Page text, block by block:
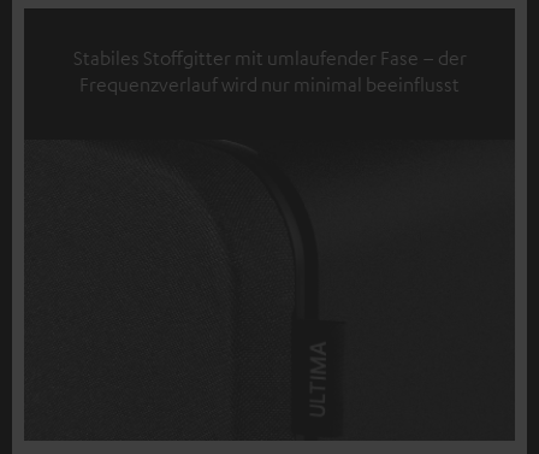
Stabiles Stoffgitter mit umlaufender Fase – der
Frequenzverlauf wird nur minimal beeinflusst